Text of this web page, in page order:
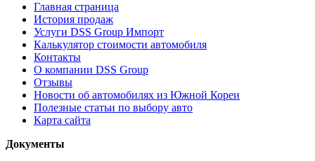
Главная страница
История продаж
Услуги DSS Group Импорт
Калькулятор стоимости автомобиля
Контакты
О компании DSS Group
Отзывы
Новости об автомобилях из Южной Кореи
Полезные статьи по выбору авто
Карта сайта
Документы